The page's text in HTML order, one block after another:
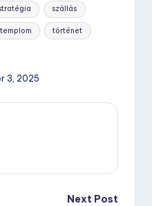
szállás
templom történet
3, 2025
Next Post